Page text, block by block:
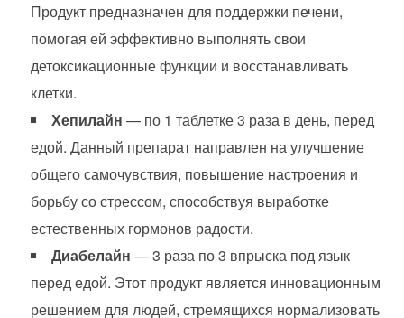
Продукт предназначен для поддержки печени,
помогая ей эффективно выполнять свои
детоксикационные функции и восстанавливать
клетки.
Хепилайн — по 1 таблетке 3 раза в день, перед
едой. Данный препарат направлен на улучшение
общего самочувствия, повышение настроения и
борьбу со стрессом, способствуя выработке
естественных гормонов радости.
Диабелайн — 3 раза по 3 впрыска под язык
перед едой. Этот продукт является инновационным
решением для людей, стремящихся нормализовать